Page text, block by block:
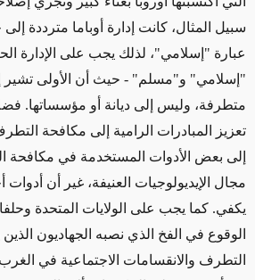
سبيل المثال، كانت إدارة أوباما مترددة
عبارة "إسلامي"، لذلك يجب على الإدارة
"إسلامي" و"مسلم" - حيث أن الأولى تشير
متطرفة، وليس إلى ديانة أو مؤسساتها.
تعزيز المبادرات الرامية إلى مكافحة
إلى بعض الأدوات المستخدمة في مكافحة
مجال الإيديولوجيات العنيفة، غير أن
يكفي. كما يجب على الولايات المتحدة
الوقوع في الفخ الذي نصبه الجهاديون
التطرف والانقسامات الاجتماعية في